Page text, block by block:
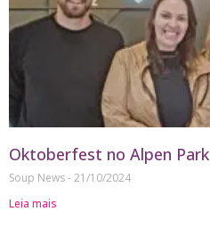
Oktoberfest no Alpen Park
Soup News 21/10/2024
Leia mais